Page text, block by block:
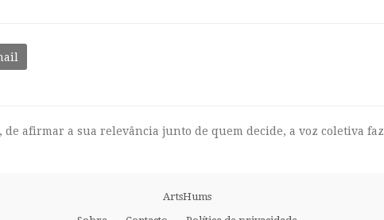
afirmar a sua relevância junto de quem decide, a voz coletiva faz
ArtsHums